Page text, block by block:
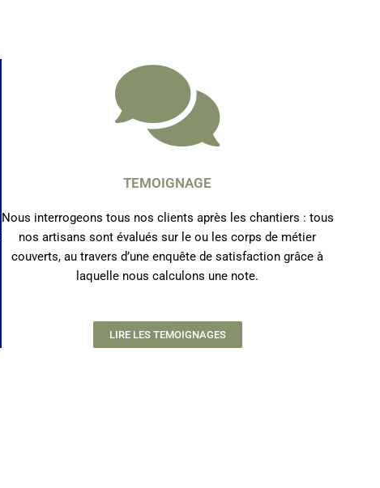
TEMOIGNAGE
Nous interrogeons tous nos clients après les chantiers : tous
nos artisans sont évalués sur le ou les corps de métier
couverts, au travers d’une enquête de satisfaction grâce à
laquelle nous calculons une note.
LIRE LES TEMOIGNAGES